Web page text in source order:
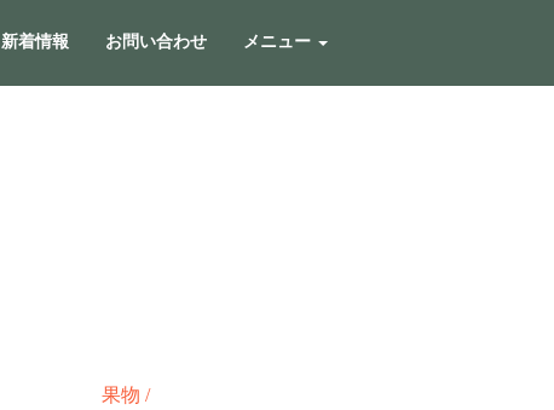
新着情報 お問い合わせ メニュー
果物 /